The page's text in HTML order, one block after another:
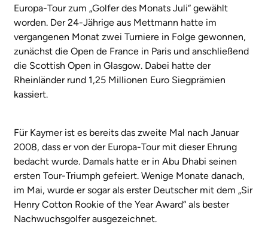
Europa-Tour zum „Golfer des Monats Juli“ gewählt
worden. Der 24-Jährige aus Mettmann hatte im
vergangenen Monat zwei Turniere in Folge gewonnen,
zunächst die Open de France in Paris und anschließend
die Scottish Open in Glasgow. Dabei hatte der
Rheinländer rund 1,25 Millionen Euro Siegprämien
kassiert.
Für Kaymer ist es bereits das zweite Mal nach Januar
2008, dass er von der Europa-Tour mit dieser Ehrung
bedacht wurde. Damals hatte er in Abu Dhabi seinen
ersten Tour-Triumph gefeiert. Wenige Monate danach,
im Mai, wurde er sogar als erster Deutscher mit dem „Sir
Henry Cotton Rookie of the Year Award“ als bester
Nachwuchsgolfer ausgezeichnet.